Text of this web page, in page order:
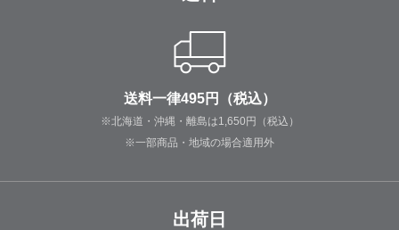
送料一律495円（税込）
※北海道・沖縄・離島は1,650円（税込）
※一部商品・地域の場合適用外
出荷日